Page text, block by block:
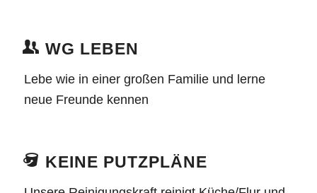
WG LEBEN
Lebe wie in einer großen Familie und lerne
neue Freunde kennen
KEINE PUTZPLÄNE